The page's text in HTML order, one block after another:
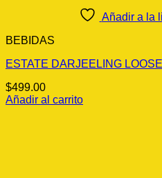
Añadir a la
BEBIDAS
ESTATE DARJEELING
$499.00
Añadir al carrito